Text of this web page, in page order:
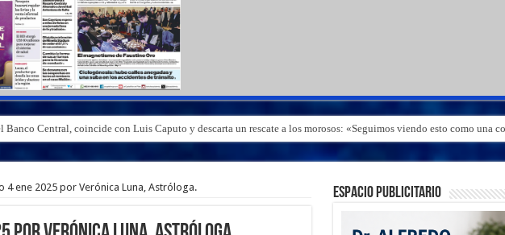
Central, coincide con Luis Caputo y descarta un rescate a los morosos: «Seguimos viendo esto como una
el crédito en dólares
4 ene 2025 por Verónica Luna, Astróloga. ESPACIO PUBLICITARIO